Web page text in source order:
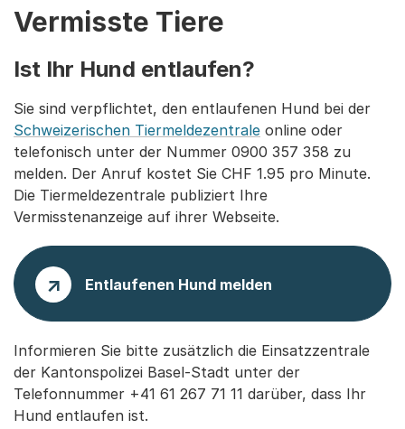
Vermisste Tiere
Ist Ihr Hund entlaufen?
Sie sind verpflichtet, den entlaufenen Hund bei der
Schweizerischen Tiermeldezentrale online oder
telefonisch unter der Nummer 0900 357 358 zu
melden. Der Anruf kostet Sie CHF 1.95 pro Minute.
Die Tiermeldezentrale publiziert Ihre
Vermisstenanzeige auf ihrer Webseite.
Entlaufenen Hund melden
Informieren Sie bitte zusätzlich die Einsatzzentrale
der Kantonspolizei Basel-Stadt unter der
Telefonnummer +41 61 267 71 11 darüber, dass Ihr
Hund entlaufen ist.